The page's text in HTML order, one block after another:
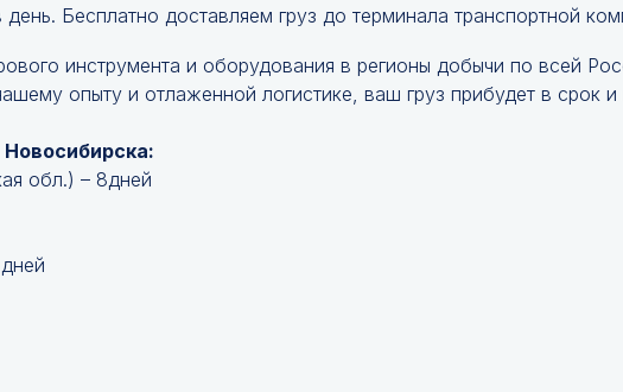
Бесплатно доставляем груз до терминала транспортной
инструмента и оборудования в регионы добычи по всей
опыту и отлаженной логистике, ваш груз прибудет в срок
Новосибирска:
обл.) – 8дней